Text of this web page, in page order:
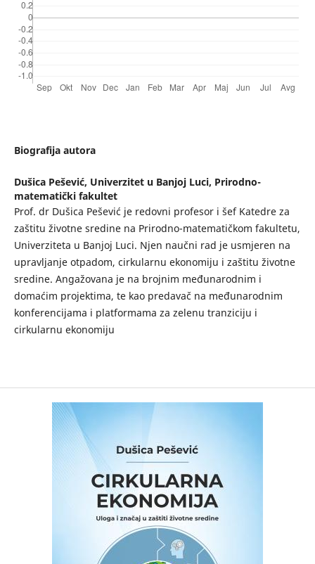
Biografija autora
Dušica Pešević, Univerzitet u Banjoj Luci, Prirodno-
matematički fakultet
Prof. dr Dušica Pešević je redovni profesor i šef Katedre za
zaštitu životne sredine na Prirodno-matematičkom fakultetu,
Univerziteta u Banjoj Luci. Njen naučni rad je usmjeren na
upravljanje otpadom, cirkularnu ekonomiju i zaštitu životne
sredine. Аngažovana je na brojnim međunarodnim i
domaćim projektima, te kao predavač na međunarodnim
konferencijama i platformama za zelenu tranziciju i
cirkularnu ekonomiju